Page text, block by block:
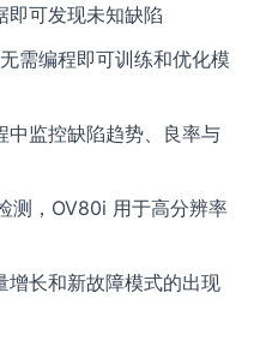
即可发现未知缺陷
需编程即可训练和优化模
中监控缺陷趋势、良率与
测，OV80i 用于高分辨率
增长和新故障模式的出现